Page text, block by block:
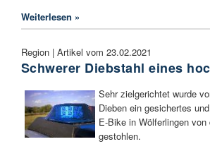
Weiterlesen »
Region | Artikel vom 23.02.2021
Schwerer Diebstahl eines
Sehr zielgerichtet wurde
Dieben ein gesichertes
E-Bike in Wölferlingen
gestohlen.